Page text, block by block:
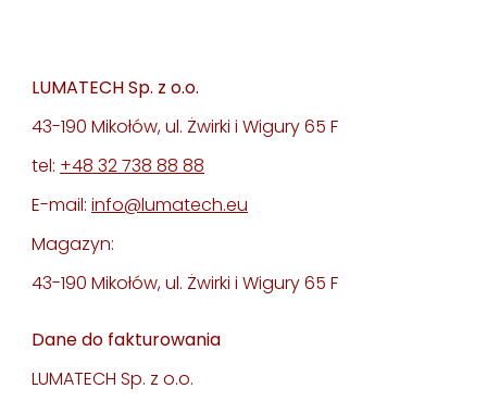
LUMATECH Sp. z o.o.
43-190 Mikołów, ul. Żwirki i Wigury 65 F
tel: +48 32 738 88 88
E-mail: info@lumatech.eu
Magazyn:
43-190 Mikołów, ul. Żwirki i Wigury 65 F
Dane do fakturowania
LUMATECH Sp. z o.o.